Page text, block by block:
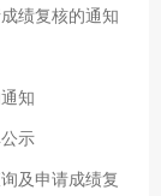
绩复核的通知
知
示
及申请成绩复